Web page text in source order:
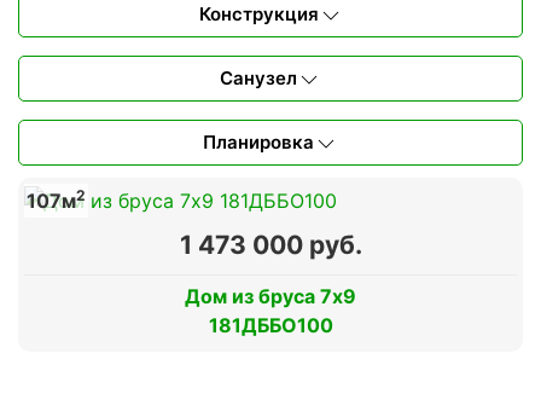
Конструкция
Санузел
Планировка
107м2
1 473 000 руб.
Дом из бруса 7х9
181ДББО100